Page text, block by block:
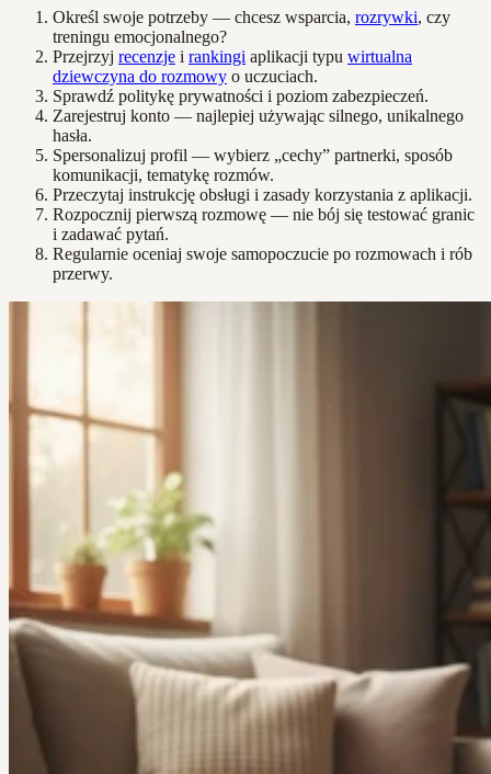
Określ swoje potrzeby — chcesz wsparcia, rozrywki, czy
treningu emocjonalnego?
Przejrzyj recenzje i rankingi aplikacji typu wirtualna
dziewczyna do rozmowy o uczuciach.
Sprawdź politykę prywatności i poziom zabezpieczeń.
Zarejestruj konto — najlepiej używając silnego, unikalnego
hasła.
Spersonalizuj profil — wybierz „cechy” partnerki, sposób
komunikacji, tematykę rozmów.
Przeczytaj instrukcję obsługi i zasady korzystania z aplikacji.
Rozpocznij pierwszą rozmowę — nie bój się testować granic
i zadawać pytań.
Regularnie oceniaj swoje samopoczucie po rozmowach i rób
przerwy.